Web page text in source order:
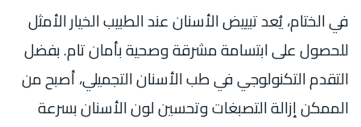
في الختام، يُعد تبييض الأسنان عند الطبيبالخيار الأمثل
للحصول على ابتسامة مشرقة وصحية بأمان تام. بفضل
التقدم التكنولوجي في طب الأسنان التجميلي، أصبح من
الممكن إزالة التصبغات وتحسين لون الأسنان بسرعة